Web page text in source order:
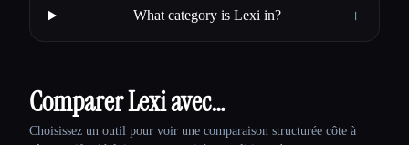
What category is Lexi in? +
Comparer Lexi avec…
Choisissez un outil pour voir une comparaison structurée côte à